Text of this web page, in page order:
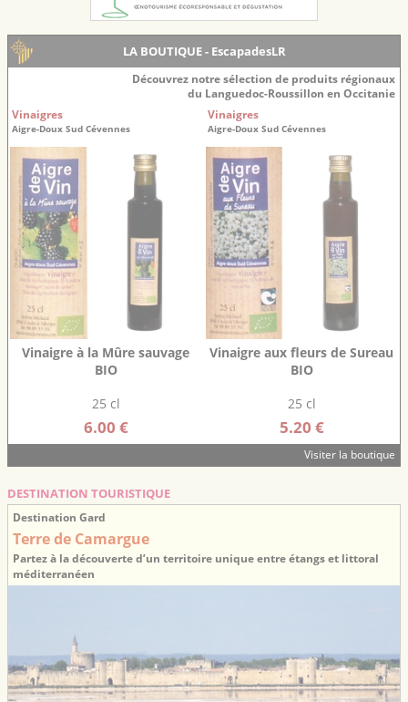
LA BOUTIQUE - EscapadesLR
Découvrez notre sélection de produits régionaux
du Languedoc-Roussillon en Occitanie
Vinaigres
Aigre-Doux Sud Cévennes
Vinaigre à la Mûre sauvage
BIO
25 cl
6.00 €
Vinaigres
Aigre-Doux Sud Cévennes
Vinaigre aux fleurs de Sureau
BIO
25 cl
5.20 €
Visiter la boutique
DESTINATION TOURISTIQUE
Destination Gard
Terre de Camargue
Partez à la découverte d’un territoire unique entre étangs et littoral
méditerranéen